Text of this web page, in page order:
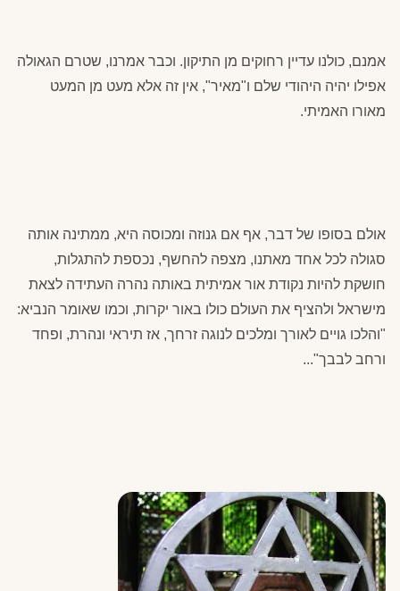
אמנם, כולנו עדיין רחוקים מן התיקון. וכבר אמרנו, שטרם הגאולה
אפילו יהיה היהודי שלם ו"מאיר", אין זה אלא מעט מן המעט
מאורו האמיתי.
אולם בסופו של דבר, אף אם גנוזה ומכוסה היא, ממתינה אותה
סגולה לכל אחד מאתנו, מצפה להחשף, נכספת להתגלות,
חושקת להיות נקודת אור אמיתית באותה נהרה העתידה לצאת
מישראל ולהציף את העולם כולו באור יקרות, וכמו שאומר הנביא:
"והלכו גויים לאורך ומלכים לנוגה זרחך, אז תיראי ונהרת, ופחד
ורחב לבבך"...